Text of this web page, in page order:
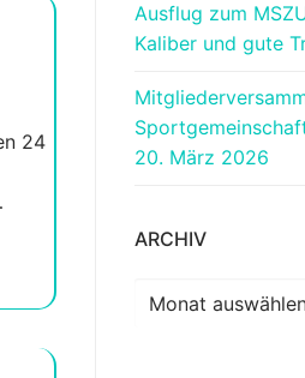
24
Ausflug zum
Kaliber und gute
20. März 2026
ARCHIV
Archiv